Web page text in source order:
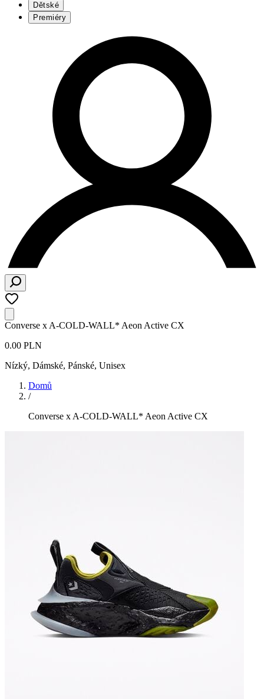
Dětské
Premiéry
Converse x A-COLD-WALL* Aeon Active CX
0.00 PLN
Nízký, Dámské, Pánské, Unisex
Domů
/
Converse x A-COLD-WALL* Aeon Active CX